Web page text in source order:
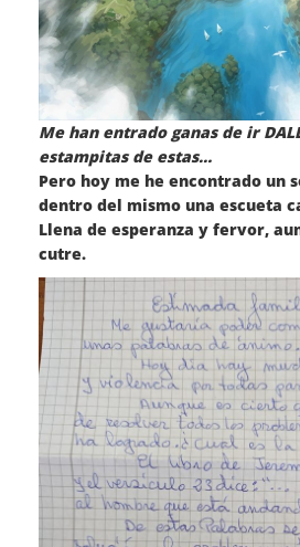
Me han entrado ganas de ir
estampitas de estas…
Pero hoy me he encontrado un
dentro del mismo una escueta
Llena de esperanza y fervor,
cutre.